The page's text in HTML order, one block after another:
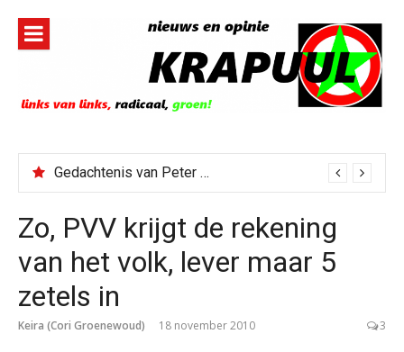
inhoud
Gedachtenis van Peter Faber
Zo, PVV krijgt de rekening
van het volk, lever maar 5
zetels in
Keira (Cori Groenewoud) 18 november 2010 3